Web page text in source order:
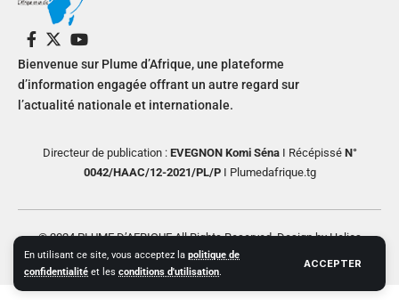
En utilisant ce site, vous acceptez la politique de
confidentialité et les conditions d'utilisation.
ACCEPTER
Bienvenue sur Plume d’Afrique, une plateforme
d’information engagée offrant un autre regard sur
l’actualité nationale et internationale.
Directeur de publication : EVEGNON Komi SénaI RécépisséN°
0042/HAAC/12-2021/PL/PI Plumedafrique.tg
© 2024 PLUME D’AFRIQUE All Rights Reserved. Design by Helios
Creative